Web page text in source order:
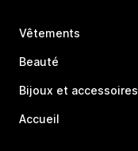
Vêtements
Beauté
Bijoux et accessoires
Accueil